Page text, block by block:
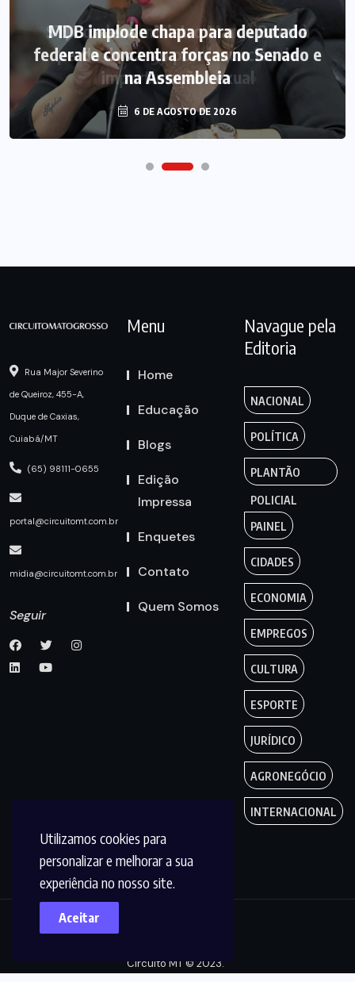
Utilizamos cookies para
personalizar e melhorar a sua
experiência no nosso site.
Aceitar
MDB implode chapa para deputado
federal e concentra forças no Senado e
na Assembleia
6 DE AGOSTO DE 2026
Rua Major Severino
de Queiroz, 455-A,
Duque de Caxias,
Cuiabá/MT
(65) 98111-0655
portal@circuitomt.com.br
midia@circuitomt.com.br
Seguir
Menu
Home
Educação
Blogs
Edição
Impressa
Enquetes
Contato
Quem Somos
Navague pela
Editoria
NACIONAL
POLÍTICA
PLANTÃO
POLICIAL
PAINEL
CIDADES
ECONOMIA
EMPREGOS
CULTURA
ESPORTE
JURÍDICO
AGRONEGÓCIO
INTERNACIONAL
Circuito MT © 2023.